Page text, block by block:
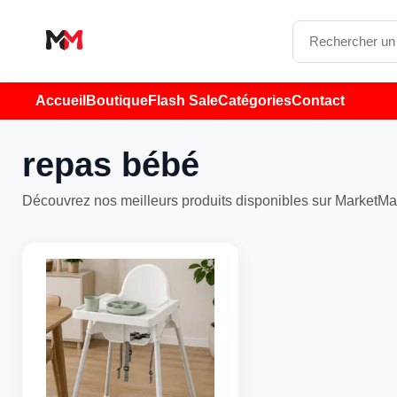
Accueil BoutiqueFlash SaleCatégoriesContact
repas bébé
Découvrez nos meilleurs produits disponibles sur